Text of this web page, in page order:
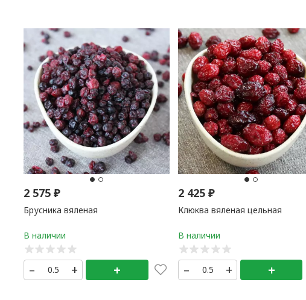
2 575₽
Брусника вяленая
– + +
2 425₽
Клюква вяленая цельная
– + +